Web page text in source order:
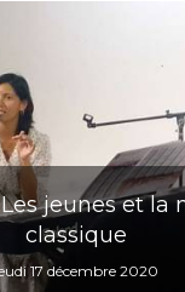
jeunes et la
classique
17 décembre 2020